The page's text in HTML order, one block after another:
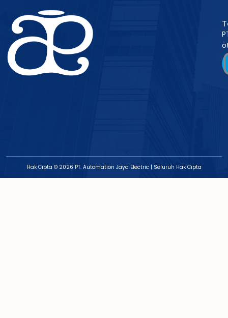
Hak Cipta © 2026 PT. Automation Jaya Electric | Seluruh Hak Cipta